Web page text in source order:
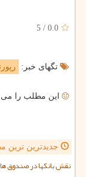
0.0
/
5
تگهای خبر:
این مطلب را می
جدیدترین ترین
نقش بانکها در صندوق